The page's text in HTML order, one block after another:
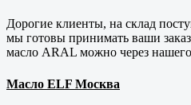
Дорогие клиенты, на склад
мы готовы принимать ваши
масло ARAL можно через
Масло ELF Москва